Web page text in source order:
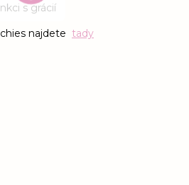
s grácií
najdete tady